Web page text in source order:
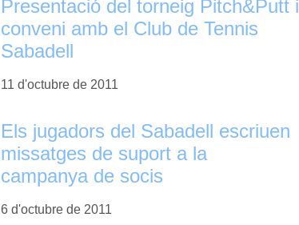
Presentació del torneig Pitch&Putt i
conveni amb el Club de Tennis
Sabadell
11 d'octubre de 2011
Els jugadors del Sabadell escriuen
missatges de suport a la
campanya de socis
6 d'octubre de 2011